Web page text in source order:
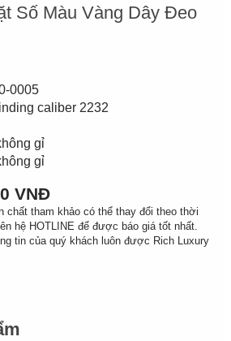
Số Màu Vàng Dây Đeo
0005
caliber 2232
gỉ
gỉ
VNĐ
chất tham khảo có thể thay đổi theo thời
hệ HOTLINE để được báo giá tốt nhất.
tin của quý khách luôn được Rich Luxury